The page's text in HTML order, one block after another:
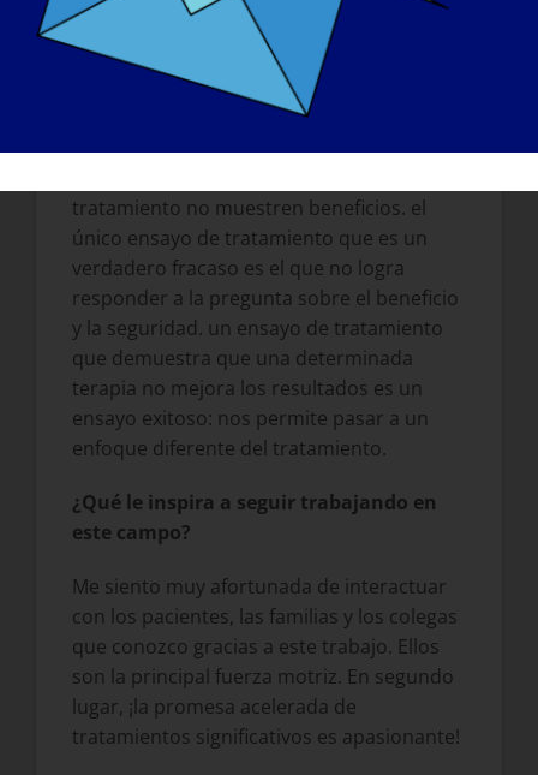
cosas que contribuyen a la variación de los
resultados, tanto factores genéticos como
no genéticos. En parte debido a esta
variabilidad, los estudios de tratamiento
deben diseñarse con mucho cuidado. Es
tratamiento no muestren beneficios. el
único ensayo de tratamiento que es un
verdadero fracaso es el que no logra
responder a la pregunta sobre el beneficio
y la seguridad. un ensayo de tratamiento
que demuestra que una determinada
terapia no mejora los resultados es un
ensayo exitoso: nos permite pasar a un
enfoque diferente del tratamiento.
¿Qué le inspira a seguir trabajando en
este campo?
Me siento muy afortunada de interactuar
con los pacientes, las familias y los colegas
que conozco gracias a este trabajo. Ellos
son la principal fuerza motriz. En segundo
lugar, ¡la promesa acelerada de
tratamientos significativos es apasionante!